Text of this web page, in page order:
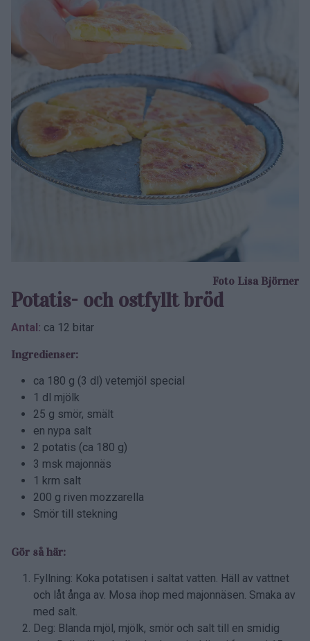
Foto Lisa Björner
Potatis- och ostfyllt bröd
Antal: ca 12 bitar
Ingredienser:
ca 180 g (3 dl) vetemjöl special
1 dl mjölk
25 g smör, smält
en nypa salt
2 potatis (ca 180 g)
3 msk majonnäs
1 krm salt
200 g riven mozzarella
Smör till stekning
Gör så här:
Fyllning: Koka potatisen i saltat vatten. Häll av vattnet
och låt ånga av. Mosa ihop med majonnäsen. Smaka av
med salt.
Deg: Blanda mjöl, mjölk, smör och salt till en smidig